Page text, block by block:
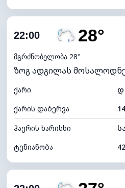
ღრუბლიანობა
ნამის წერტილი
ხილვადობა
9
განათების ინდექსი 0
ღრუბლის სიმაღლე
22:00 28°
მგრძნობელობა 28°
ზოგ ადგილას
ქარი
დ
ქარის დაბერვა
ჰაერის ხარისხი
ტენიანობა
ღრუბლიანობა